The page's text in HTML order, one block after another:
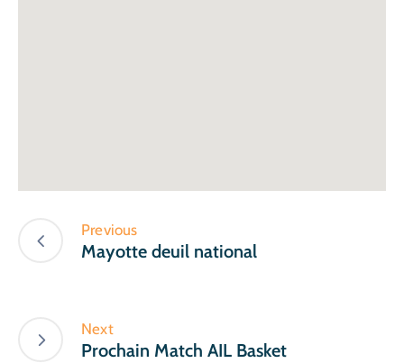
Previous
Mayotte deuil national
Next
Prochain Match AIL Basket